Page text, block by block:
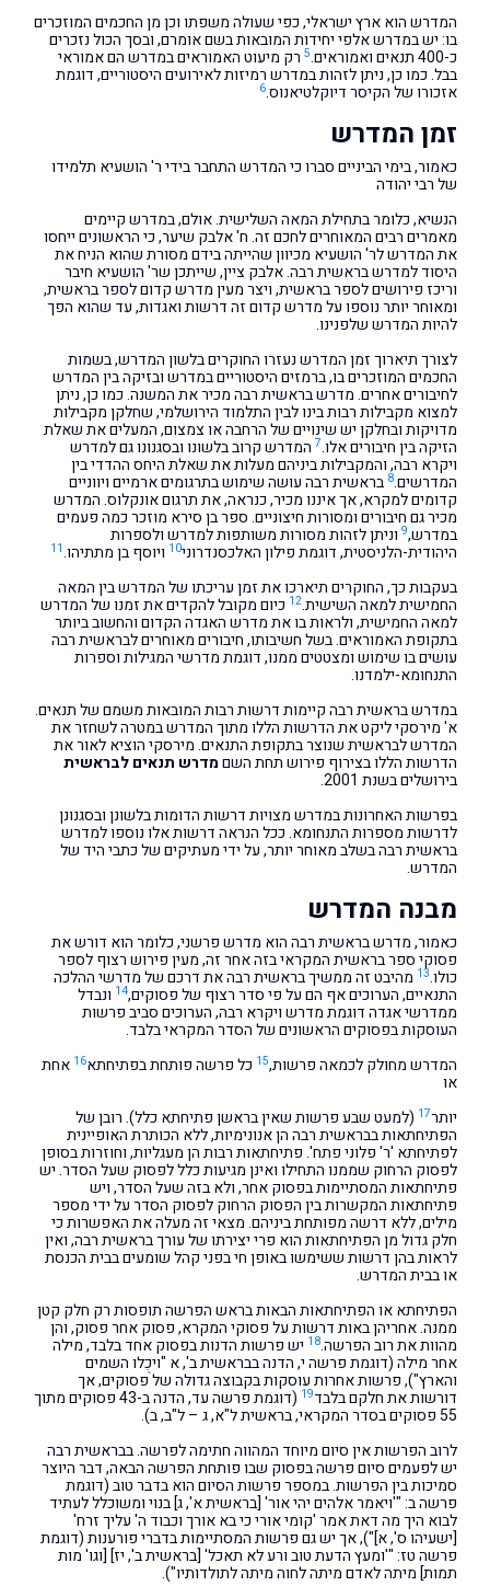
המדרש הוא ארץ ישראלי, כפי שעולה משפתו וכן מן החכמים המוזכרים
בו: יש במדרש אלפי יחידות המובאות בשם אומרם, ובסך הכול נזכרים
כ-400 תנאים ואמוראים. 5 רק מיעוט האמוראים במדרש הם אמוראי
בבל. כמו כן, ניתן לזהות במדרש רמיזות לאירועים היסטוריים, דוגמת
אזכורו של הקיסר דיוקלטיאנוס.6
זמן המדרש
כאמור, בימי הביניים סברו כי המדרש התחבר בידי ר' הושעיא תלמידו
של רבי יהודה
הנשיא, כלומר בתחילת המאה השלישית. אולם, במדרש קיימים
מאמרים רבים המאוחרים לחכם זה. ח' אלבק שיער, כי הראשונים ייחסו
את המדרש לר' הושעיא מכיוון שהייתה בידם מסורת שהוא הניח את
היסוד למדרש בראשית רבה. אלבק ציין, שייתכן שר' הושעיא חיבר
וריכז פירושים לספר בראשית, ויצר מעין מדרש קדום לספר בראשית,
ומאוחר יותר נוספו על מדרש קדום זה דרשות ואגדות, עד שהוא הפך
להיות המדרש שלפנינו.
לצורך תיארוך זמן המדרש נעזרו החוקרים בלשון המדרש, בשמות
החכמים המוזכרים בו, ברמזים היסטוריים במדרש ובזיקה בין המדרש
לחיבורים אחרים. מדרש בראשית רבה מכיר את המשנה. כמו כן, ניתן
למצוא מקבילות רבות בינו לבין התלמוד הירושלמי, שחלקן מקבילות
מדויקות ובחלקן יש שינויים של הרחבה או צמצום, המעלים את שאלת
הזיקה בין חיבורים אלו.7 המדרש קרוב בלשונו ובסגנונו גם למדרש
ויקרא רבה, והמקבילות ביניהם מעלות את שאלת היחס ההדדי בין
המדרשים.8 בראשית רבה עושה שימוש בתרגומים ארמיים ויווניים
קדומים למקרא, אך איננו מכיר, כנראה, את תרגום אונקלוס. המדרש
מכיר גם חיבורים ומסורות חיצוניים. ספר בן סירא מוזכר כמה פעמים
במדרש,9 וניתן לזהות מסורות משותפות למדרש ולספרות
היהודית-הלניסטית, דוגמת פילון האלכסנדרוני10 ויוסף בן מתתיהו.11
בעקבות כך, החוקרים תיארכו את זמן עריכתו של המדרש בין המאה
החמישית למאה השישית.12 כיום מקובל להקדים את זמנו של המדרש
למאה החמישית, ולראות בו את מדרש האגדה הקדום והחשוב ביותר
בתקופת האמוראים. בשל חשיבותו, חיבורים מאוחרים לבראשית רבה
עושים בו שימוש ומצטטים ממנו, דוגמת מדרשי המגילות וספרות
התנחומא-ילמדנו.
במדרש בראשית רבה קיימות דרשות רבות המובאות משמם של תנאים.
א' מירסקי ליקט את הדרשות הללו מתוך המדרש במטרה לשחזר את
המדרש לבראשית שנוצר בתקופת התנאים. מירסקי הוציא לאור את
הדרשות הללו בצירוף פירוש תחת השםמדרש תנאים לבראשית
בירושלים בשנת 2001.
בפרשות האחרונות במדרש מצויות דרשות הדומות בלשונן ובסגנונן
לדרשות מספרות התנחומא. ככל הנראה דרשות אלו נוספו למדרש
בראשית רבה בשלב מאוחר יותר, על ידי מעתיקים של כתבי היד של
המדרש.
מבנה המדרש
כאמור, מדרש בראשית רבה הוא מדרש פרשני, כלומר הוא דורש את
פסוקי ספר בראשית המקראי בזה אחר זה, מעין פירוש רצוף לספר
כולו.13 מהיבט זה ממשיך בראשית רבה את דרכם של מדרשי ההלכה
התנאיים, הערוכים אף הם על פי סדר רצוף של פסוקים,14 ונבדל
ממדרשי אגדה דוגמת מדרש ויקרא רבה, הערוכים סביב פרשות
העוסקות בפסוקים הראשונים של הסדר המקראי בלבד.
המדרש מחולק לכמאה פרשות,15 כל פרשה פותחת בפתיחתא16 אחת
או
יותר17 (למעט שבע פרשות שאין בראשן פתיחתא כלל). רובן של
הפתיחתאות בבראשית רבה הן אנונימיות, ללא הכותרת האופיינית
לפתיחתא 'ר' פלוני פתח'. פתיחתאות רבות הן מעגליות, וחוזרות בסופן
לפסוק הרחוק שממנו התחילו ואינן מגיעות כלל לפסוק שעל הסדר. יש
פתיחתאות המסתיימות בפסוק אחר, ולא בזה שעל הסדר, ויש
פתיחתאות המקשרות בין הפסוק הרחוק לפסוק הסדר על ידי מספר
מילים, ללא דרשה מפותחת ביניהם. מצאי זה מעלה את האפשרות כי
חלק גדול מן הפתיחתאות הוא פרי יצירתו של עורך בראשית רבה, ואין
לראות בהן דרשות ששימשו באופן חי בפני קהל שומעים בבית הכנסת
או בבית המדרש.
הפתיחתא או הפתיחתאות הבאות בראש הפרשה תופסות רק חלק קטן
ממנה. אחריהן באות דרשות על פסוקי המקרא, פסוק אחר פסוק, והן
מהוות את רוב הפרשה.18 יש פרשות הדנות בפסוק אחד בלבד, מילה
אחר מילה (דוגמת פרשה י, הדנה בבראשית ב', א "ויכֻלו השמים
והארץ"), פרשות אחרות עוסקות בקבוצה גדולה של פסוקים, אך
דורשות את חלקם בלבד19 (דוגמת פרשה עד, הדנה ב-43 פסוקים מתוך
55 פסוקים בסדר המקראי, בראשית ל"א, ג – ל"ב, ב).
לרוב הפרשות אין סיום מיוחד המהווה חתימה לפרשה. בבראשית רבה
יש לפעמים סיום פרשה בפסוק שבו פותחת הפרשה הבאה, דבר היוצר
סמיכות בין הפרשות. במספר פרשות הסיום הוא בדבר טוב (דוגמת
פרשה ב: "'ויאמר אלהים יהי אור' [בראשית א', ג] בנוי ומשוכלל לעתיד
לבוא היך מה דאת אמר 'קומי אורי כי בא אורך וכבוד ה' עליך זרח'
[ישעיהו ס', א]"), אך יש גם פרשות המסתיימות בדברי פורענות (דוגמת
פרשה טז: "'ומעץ הדעת טוב ורע לא תאכל' [בראשית ב', יז] [וגו' מות
תמות] מיתה לאדם מיתה לחוה מיתה לתולדותיו").